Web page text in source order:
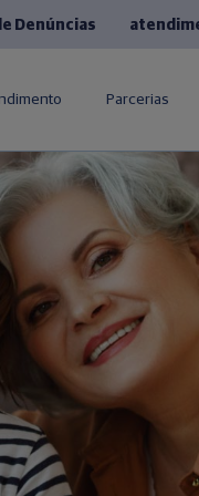
Denúncias
Fornecedores
Parcerias
Seguros
Cursos de